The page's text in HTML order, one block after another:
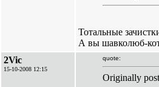
Тотальные
А вы шавколюб-
2Vic
15-10-2008 12:15
quote:
Originally